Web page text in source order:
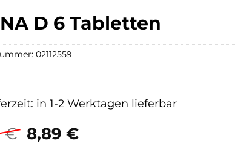
D 6 Tabletten
€ Ursprünglicher
8,89 €Aktueller
in 1-2 Werktagen lieferbar
02112559